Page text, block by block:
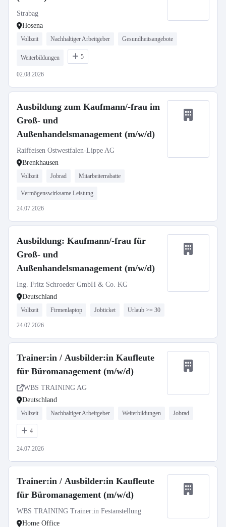
Strabag
Hosena
Vollzeit Nachhaltiger Arbeitgeber Gesundheitsangebote
Weiterbildungen 5
02.08.2026
Ausbildung zum Kaufmann/-frau im
Groß- und
Außenhandelsmanagement (m/w/d)
Raiffeisen Ostwestfalen-Lippe AG
Brenkhausen
Vollzeit Jobrad Mitarbeiterrabatte
Vermögenswirksame Leistung
24.07.2026
Ausbildung: Kaufmann/-frau für
Groß- und
Außenhandelsmanagement (m/w/d)
Ing. Fritz Schroeder GmbH & Co. KG
Deutschland
Vollzeit Firmenlaptop Jobticket Urlaub >= 30
24.07.2026
Trainer:in / Ausbilder:in Kaufleute
für Büromanagement (m/w/d)
WBS TRAINING AG
Deutschland
Vollzeit Nachhaltiger Arbeitgeber Weiterbildungen Jobrad
4
24.07.2026
Trainer:in / Ausbilder:in Kaufleute
für Büromanagement (m/w/d)
WBS TRAINING Trainer:in Festanstellung
Home Office